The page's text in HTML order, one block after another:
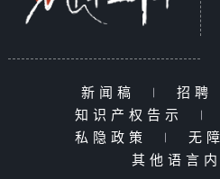
新闻稿 | 招聘
知识产权告示
|
私隐政策
| 无
其他语言